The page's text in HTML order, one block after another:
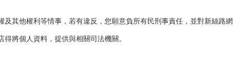
其他權利等情事，若有違反，您願意負所有民刑事責任，並對新絲路網
將個人資料，提供與相關司法機關。